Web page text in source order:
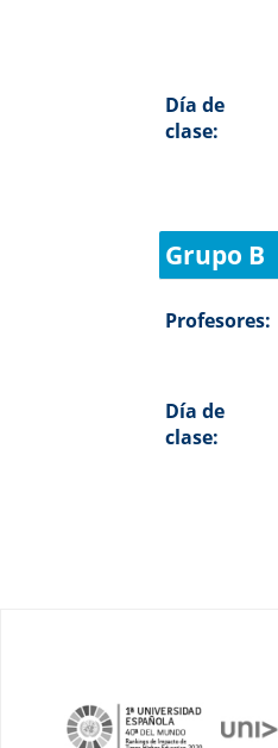
Día de
clase:
Grupo B
Profesores:
Día de
clase: